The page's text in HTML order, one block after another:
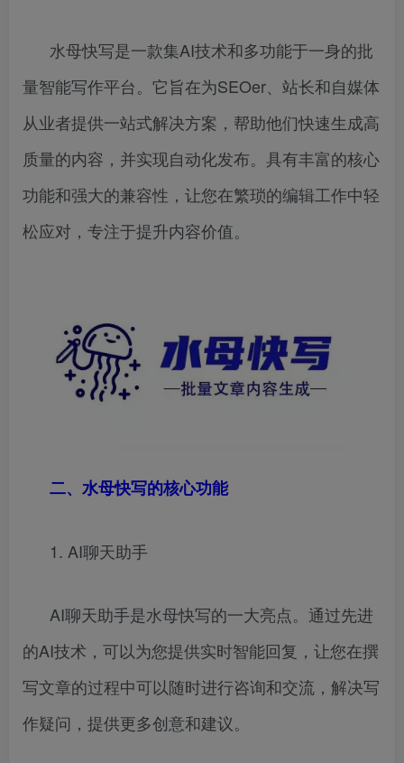
水母快写是一款集AI技术和多功能于一身的批
量智能写作平台。它旨在为SEOer、站长和自媒体
从业者提供一站式解决方案，帮助他们快速生成高
质量的内容，并实现自动化发布。具有丰富的核心
功能和强大的兼容性，让您在繁琐的编辑工作中轻
松应对，专注于提升内容价值。
二、水母快写的核心功能
1. AI聊天助手
AI聊天助手是水母快写的一大亮点。通过先进
的AI技术，可以为您提供实时智能回复，让您在撰
写文章的过程中可以随时进行咨询和交流，解决写
作疑问，提供更多创意和建议。